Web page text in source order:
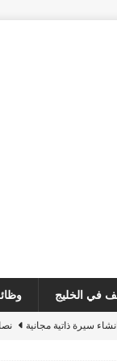
في الخليج
سيرة ذاتية مجانية